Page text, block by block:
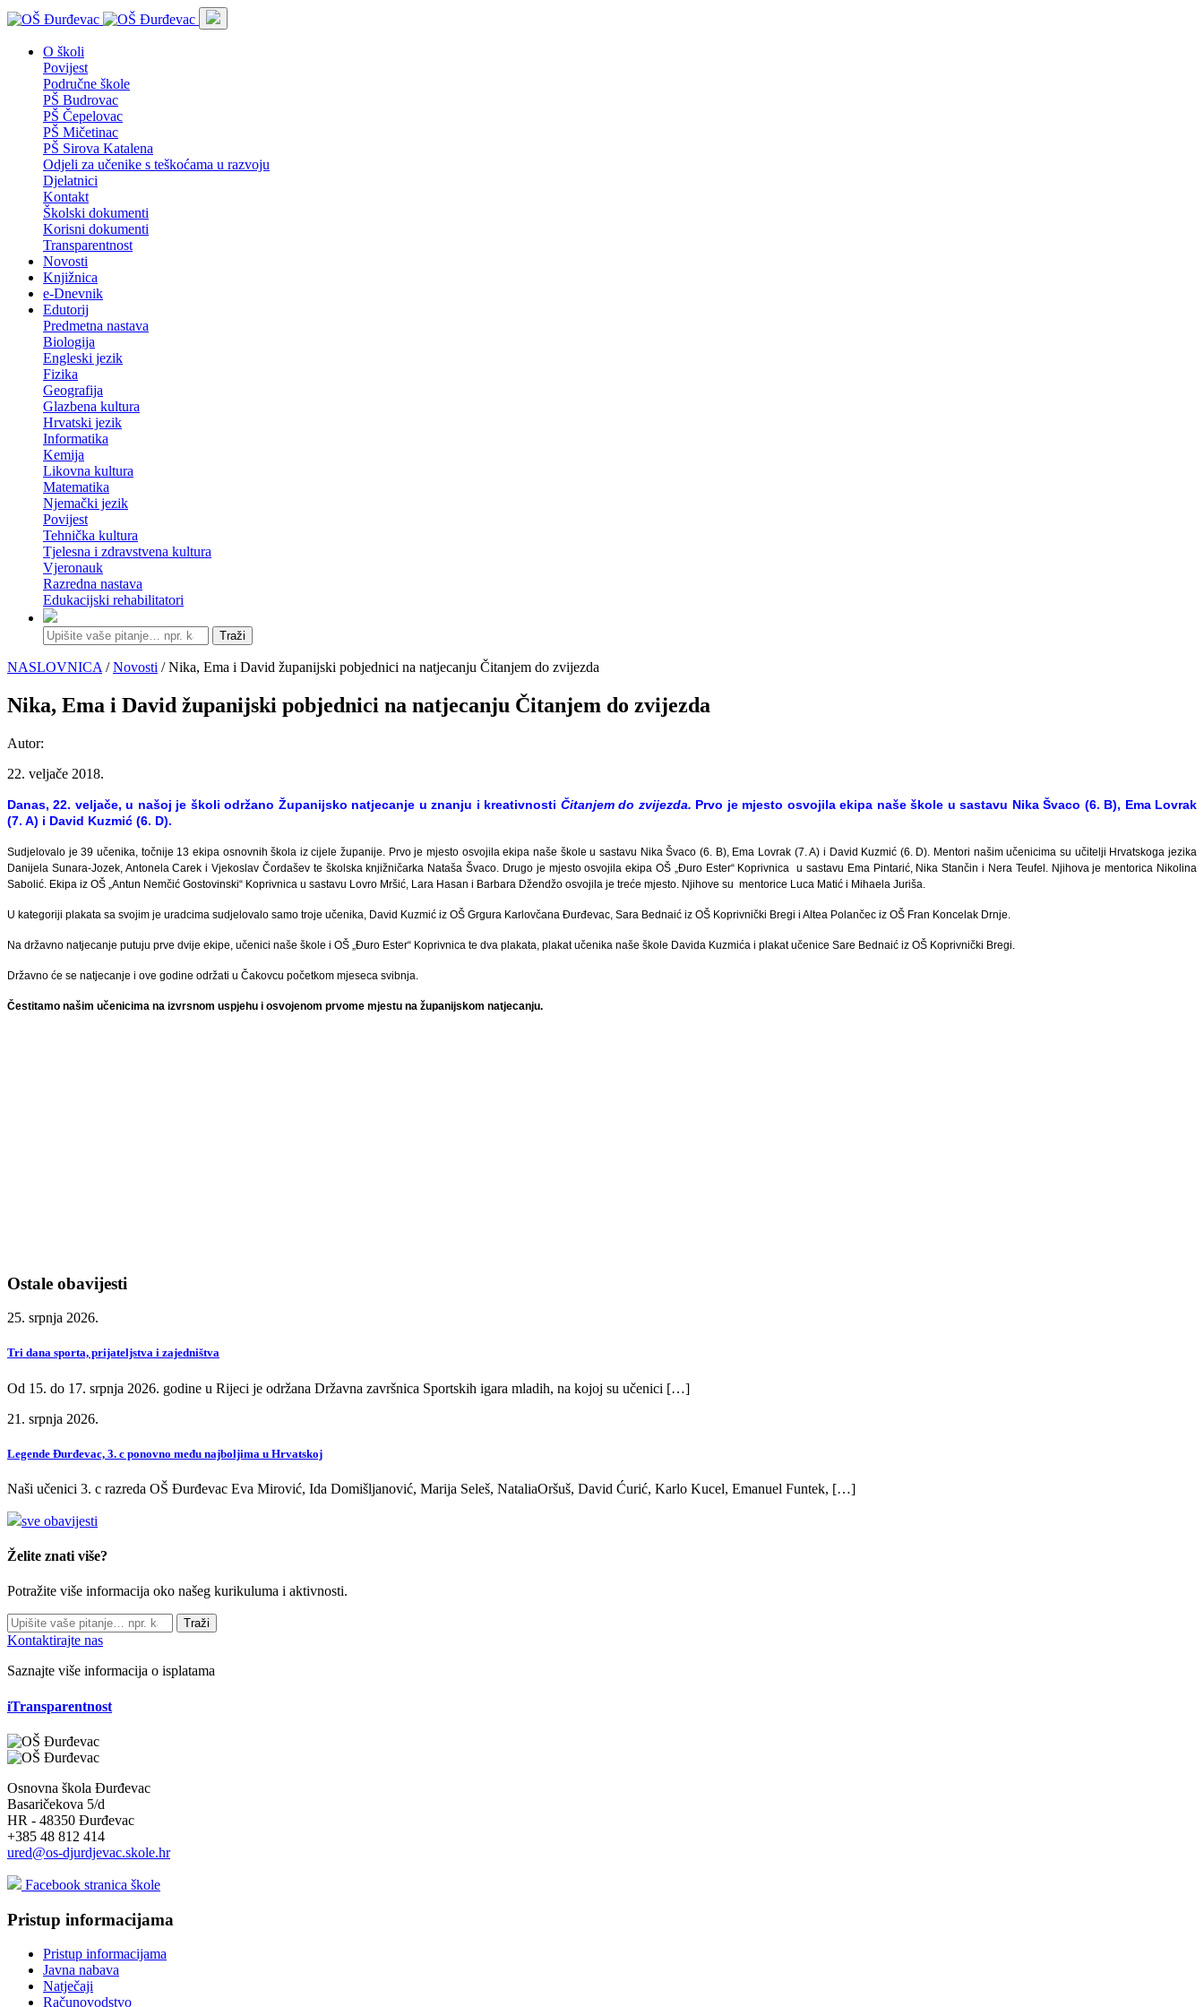
O školi
Povijest
Područne škole
PŠ Budrovac
PŠ Čepelovac
PŠ Mičetinac
PŠ Sirova Katalena
Odjeli za učenike s teškoćama u razvoju
Djelatnici
Kontakt
Školski dokumenti
Korisni dokumenti
Transparentnost
Novosti
Knjižnica
e-Dnevnik
Edutorij
Predmetna nastava
Biologija
Engleski jezik
Fizika
Geografija
Glazbena kultura
Hrvatski jezik
Informatika
Kemija
Likovna kultura
Matematika
Njemački jezik
Povijest
Tehnička kultura
Tjelesna i zdravstvena kultura
Vjeronauk
Razredna nastava
Edukacijski rehabilitatori
Traži
NASLOVNICA /Novosti / Nika, Ema i David županijski pobjednici na natjecanju Čitanjem do zvijezda
Nika, Ema i David županijski pobjednici na natjecanju Čitanjem do zvijezda
Autor:
22. veljače 2018.
Danas, 22. veljače, u našoj je školi održano Županijsko natjecanje u znanju i kreativnosti Čitanjem do zvijezda. Prvo je mjesto osvojila ekipa naše škole u sastavu Nika Švaco (6. B), Ema Lovrak
(7. A) i David Kuzmić (6. D).
Sudjelovalo je 39 učenika, točnije 13 ekipa osnovnih škola iz cijele županije. Prvo je mjesto osvojila ekipa naše škole u sastavu Nika Švaco (6. B), Ema Lovrak (7. A) i David Kuzmić (6. D). Mentori našim učenicima su učitelji Hrvatskoga jezika
Danijela Sunara-Jozek, Antonela Carek i Vjekoslav Čordašev te školska knjižničarka Nataša Švaco. Drugo je mjesto osvojila ekipa OŠ „Đuro Ester“ Koprivnica u sastavu Ema Pintarić, Nika Stančin i Nera Teufel. Njihova je mentorica Nikolina
Sabolić. Ekipa iz OŠ „Antun Nemčić Gostovinski“ Koprivnica u sastavu Lovro Mršić, Lara Hasan i Barbara Džendžo osvojila je treće mjesto. Njihove su mentorice Luca Matić i Mihaela Juriša.
U kategoriji plakata sa svojim je uradcima sudjelovalo samo troje učenika, David Kuzmić iz OŠ Grgura Karlovčana Đurđevac, Sara Bednaić iz OŠ Koprivnički Bregi i Altea Polančec iz OŠ Fran Koncelak Drnje.
Na državno natjecanje putuju prve dvije ekipe, učenici naše škole i OŠ „Đuro Ester“ Koprivnica te dva plakata, plakat učenika naše škole Davida Kuzmića i plakat učenice Sare Bednaić iz OŠ Koprivnički Bregi.
Državno će se natjecanje i ove godine održati u Čakovcu početkom mjeseca svibnja.
Čestitamo našim učenicima na izvrsnom uspjehu i osvojenom prvome mjestu na županijskom natjecanju.
Ostale obavijesti
25. srpnja 2026.
Tri dana sporta, prijateljstva i zajedništva
Od 15. do 17. srpnja 2026. godine u Rijeci je održana Državna završnica Sportskih igara mladih, na kojoj su učenici […]
21. srpnja 2026.
Legende Đurđevac, 3. c ponovno među najboljima u Hrvatskoj
Naši učenici 3. c razreda OŠ Đurđevac Eva Mirović, Ida Domišljanović, Marija Seleš, NataliaOršuš, David Ćurić, Karlo Kucel, Emanuel Funtek, […]
sve obavijesti
Želite znati više?
Potražite više informacija oko našeg kurikuluma i aktivnosti.
Traži
Kontaktirajte nas
Saznajte više informacija o isplatama
iTransparentnost
Osnovna škola Đurđevac
Basaričekova 5/d
HR - 48350 Đurđevac
+385 48 812 414
ured@os-djurdjevac.skole.hr
Facebook stranica škole
Pristup informacijama
Pristup informacijama
Javna nabava
Natječaji
Računovodstvo